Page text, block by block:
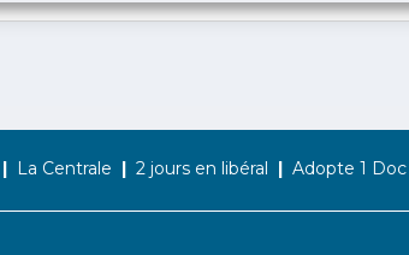
La Centrale 2 jours en libéral Adopte 1 Doc